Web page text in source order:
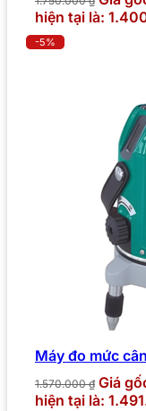
hiện tại là:
-5%
Máy đo mức
1.570.000₫ Giá
hiện tại là: